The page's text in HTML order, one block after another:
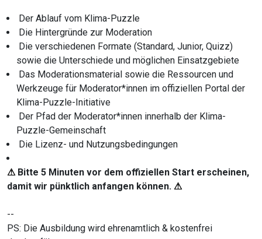
Der Ablauf vom Klima-Puzzle
Die Hintergründe zur Moderation
Die verschiedenen Formate (Standard, Junior, Quizz)
sowie die Unterschiede und möglichen Einsatzgebiete
Das Moderationsmaterial sowie die Ressourcen und
Werkzeuge für Moderator*innen im offiziellen Portal der
Klima-Puzzle-Initiative
Der Pfad der Moderator*innen innerhalb der Klima-
Puzzle-Gemeinschaft
Die Lizenz- und Nutzungsbedingungen
⚠ Bitte 5 Minuten vor dem offiziellen Start erscheinen,
damit wir pünktlich anfangen können. ⚠
--
PS: Die Ausbildung wird ehrenamtlich & kostenfrei